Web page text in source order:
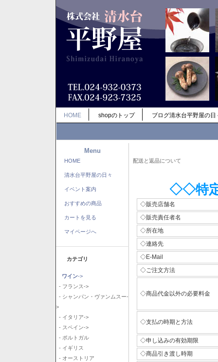
HOME shopのトップ ブログ清水台平野屋の日
Menu
HOME
清水台平野屋の日々
イベント案内
おすすめの商品
カートを見る
マイページへ
カテゴリ
ワイン->
- フランス->
- シャンパン・ヴァンムスー-
>
- イタリア->
- スペイン->
- ポルトガル
- イギリス
- オーストリア
配送と返品について
◇◇特
◇販売店舗名
◇販売責任者名
◇所在地
◇連絡先
◇E-Mail
◇ご注文方法
◇商品代金以外の必要料金
◇支払の時期と方法
◇申し込みの有効期限
◇商品引き渡し時期